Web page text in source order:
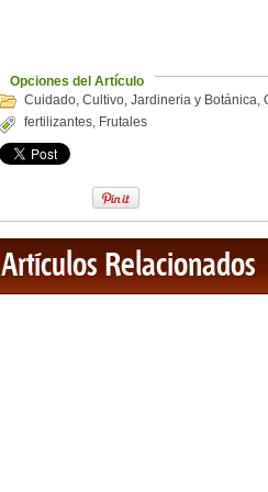
Opciones del Artículo
Cuidado, Cultivo, Jardineria y Botánica,
fertilizantes, Frutales
Artículos Relacionados